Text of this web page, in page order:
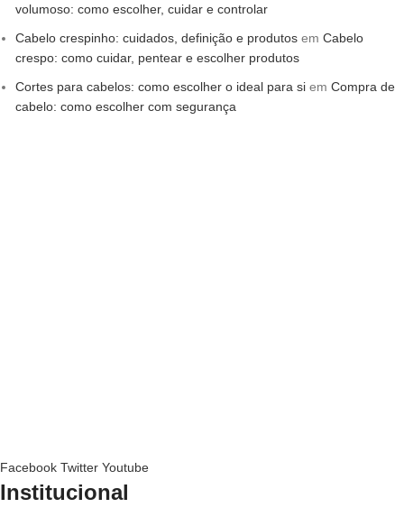
volumoso: como escolher, cuidar e controlar
Cabelo crespinho: cuidados, definição e produtos em Cabelo
crespo: como cuidar, pentear e escolher produtos
Cortes para cabelos: como escolher o ideal para si em Compra de
cabelo: como escolher com segurança
Facebook Twitter Youtube
Institucional